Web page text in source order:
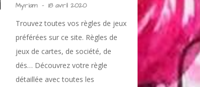
Myriam - 18 avril 2020
Trouvez toutes vos règles de jeux
préférées sur ce site. Règles de
jeux de cartes, de société, de
dés… Découvrez votre règle
détaillée avec toutes les